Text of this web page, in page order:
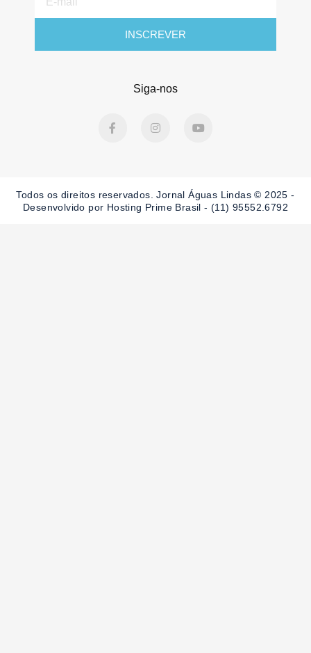
mail
INSCREVER
Siga-nos
a
k
-
n
a
m
o
Todos os direitos reservados. Jornal Águas Lindas © 2025 -
Desenvolvido por Hosting Prime Brasil - (11) 95552.6792